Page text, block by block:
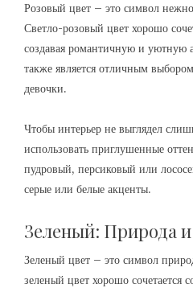
Розовый цвет – это символ
Светло-розовый цвет хорошо
создавая романтичную и уютную
также является отличным
девочки.
Чтобы интерьер не выглядел
использовать приглушенные
пудровый, персиковый или
серые или белые акценты.
Зеленый: Природа
Зеленый цвет – это символ
зеленый цвет хорошо сочетается